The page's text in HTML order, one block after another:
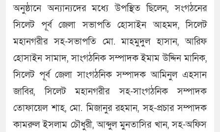
অনুষ্ঠানে অন্যান্যদের মধ্যে উপস্থিত ছিলেন, সংগঠনের
সিলেট পূর্ব জেলা সভাপতি হোসাইন আহমদ, সিলেট
মহানগরীর সহ-সভাপতি মো. মাহমুদুল হাসান, আরিফ
হোসাইন সামাদ, সাংগঠনিক সম্পাদক ইমাম উদ্দিন মানিক,
সিলেট পূর্ব জেলা সাংগঠনিক সম্পাদক আমিনুল এহসান
জাবির, সিলেট মহানগরীর সহ-সাংগঠনিক সম্পাদক
তোফায়েল শাহ, মো. মিজানুর রহমান, সহ-প্রচার সম্পাদক
কামরুল ইসলাম চৌধুরী, আব্দুল মুনতাসির খান, সহ-অফিস